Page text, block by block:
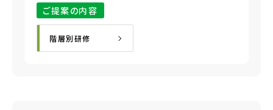
ご提案の内容
階層別研修